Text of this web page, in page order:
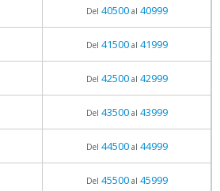
Del 40500al 40999
Del 41500al 41999
Del 42500al 42999
Del 43500al 43999
Del 44500al 44999
Del 45500al 45999